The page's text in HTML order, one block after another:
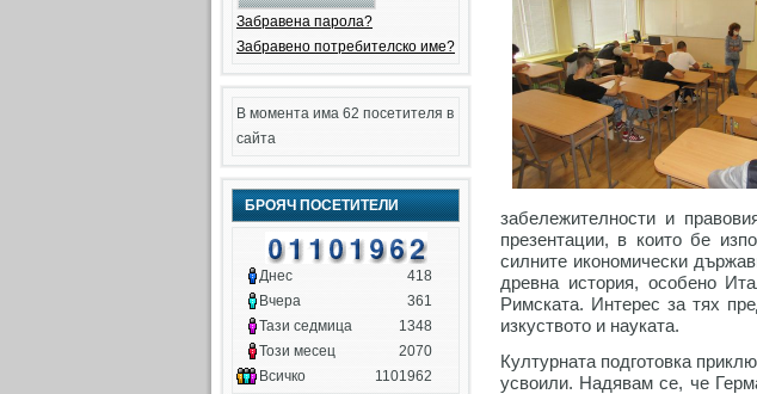
Забравена парола?
Забравено потребителско име?
В момента има 62 посетителя в
сайта
БРОЯЧ ПОСЕТИТЕЛИ
Днес
418
Вчера
361
Тази седмица
1348
Този месец
2070
Всичко
1101962
забележителности и
презентации, в които бе
силните икономически
древна история, особено
Римската. Интерес за тях
изкуството и науката.
Културната подготовка
усвоили. Надявам се, че